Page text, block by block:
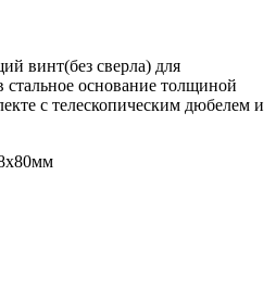
винт(без сверла) для
стальное основание толщиной
с телескопическим дюбелем и